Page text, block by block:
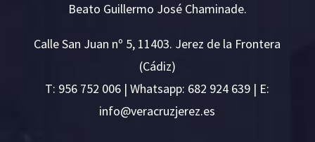
Beato Guillermo José Chaminade.
Calle San Juan nº 5, 11403. Jerez de la Frontera
(Cádiz)
T: 956 752 006 | Whatsapp: 682 924 639 | E:
se.ze
rejzu
rcare
v@ofn
i